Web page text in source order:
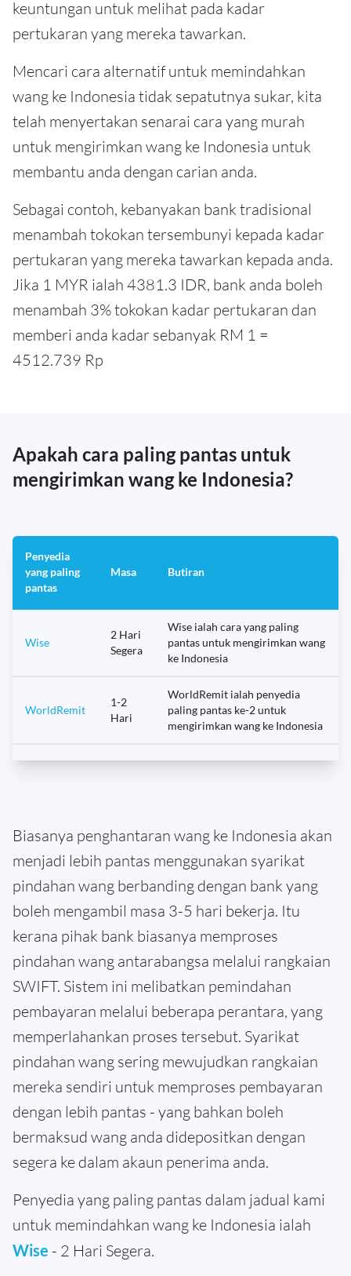
keuntungan untuk melihat pada kadar
pertukaran yang mereka tawarkan.
Mencari cara alternatif untuk memindahkan
wang ke Indonesia tidak sepatutnya sukar, kita
telah menyertakan senarai cara yang murah
untuk mengirimkan wang ke Indonesia untuk
membantu anda dengan carian anda.
Sebagai contoh, kebanyakan bank tradisional
menambah tokokan tersembunyi kepada kadar
pertukaran yang mereka tawarkan kepada anda.
Jika 1 MYR ialah 4381.3 IDR, bank anda boleh
menambah 3% tokokan kadar pertukaran dan
memberi anda kadar sebanyak RM 1 =
4512.739 Rp
Apakah cara paling pantas untuk
mengirimkan wang ke Indonesia?
Penyedia
yang paling
pantas
Masa Butiran
Wise
2 Hari
Segera
Wise ialah cara yang paling
pantas untuk mengirimkan wang
ke Indonesia
WorldRemit
1-2
Hari
WorldRemit ialah penyedia
paling pantas ke-2 untuk
mengirimkan wang ke Indonesia
Biasanya penghantaran wang ke Indonesia akan
menjadi lebih pantas menggunakan syarikat
pindahan wang berbanding dengan bank yang
boleh mengambil masa 3-5 hari bekerja. Itu
kerana pihak bank biasanya memproses
pindahan wang antarabangsa melalui rangkaian
SWIFT. Sistem ini melibatkan pemindahan
pembayaran melalui beberapa perantara, yang
memperlahankan proses tersebut. Syarikat
pindahan wang sering mewujudkan rangkaian
mereka sendiri untuk memproses pembayaran
dengan lebih pantas - yang bahkan boleh
bermaksud wang anda didepositkan dengan
segera ke dalam akaun penerima anda.
Penyedia yang paling pantas dalam jadual kami
untuk memindahkan wang ke Indonesia ialah
Wise - 2 Hari Segera.